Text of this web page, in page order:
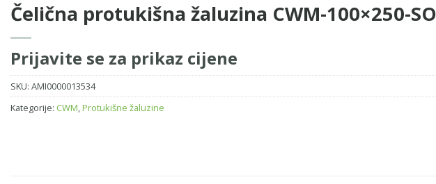
Čelična protukišna žaluzina CWM-100×250-SO
Prijavite se za prikaz cijene
SKU: AMI0000013534
Kategorije: CWM, Protukišne žaluzine